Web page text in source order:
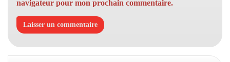
navigateur pour mon prochain commentaire.